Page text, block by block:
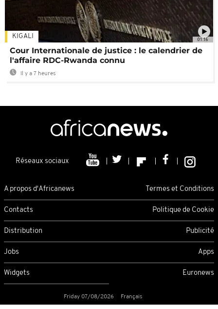
01:16
KIGALI
Cour Internationale de justice : le calendrier de
l'affaire RDC-Rwanda connu
Il y a 7 heures
Réseaux sociaux
A propos d'Africanews Termes et Conditions
Contacts Politique de Cookie
Distribution Publicité
Jobs Apps
Widgets Euronews
Friday 07/08/2026